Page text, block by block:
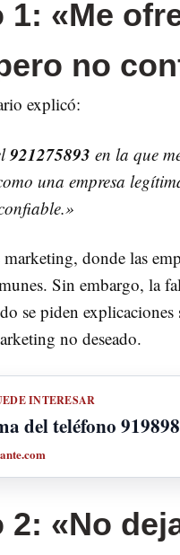
1: «Me
no
explicó:
921275893 en la que
una empresa
donde las
Sin embargo, la
se piden
no deseado.
INTERESAR
del teléfono
2: «No